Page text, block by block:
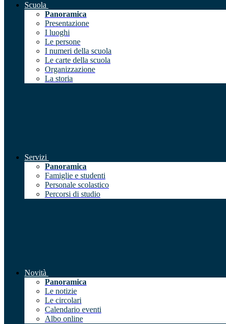
Scuola
Panoramica
Presentazione
I luoghi
Le persone
I numeri della scuola
Le carte della scuola
Organizzazione
La storia
Servizi
Panoramica
Famiglie e studenti
Personale scolastico
Percorsi di studio
Novità
Panoramica
Le notizie
Le circolari
Calendario eventi
Albo online